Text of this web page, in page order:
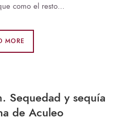
como el resto…
MORE
Sequedad y sequía
de Aculeo